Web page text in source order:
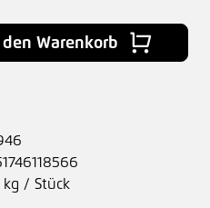
den gewünschten
den Warenkorb
kg / Stück